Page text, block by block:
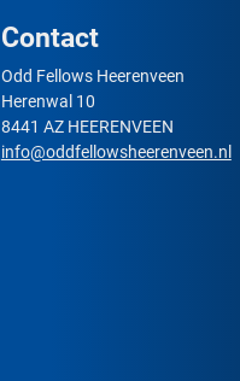
Contact
Odd Fellows Heerenveen
Herenwal 10
8441 AZ HEERENVEEN
info@oddfellowsheerenveen.nl